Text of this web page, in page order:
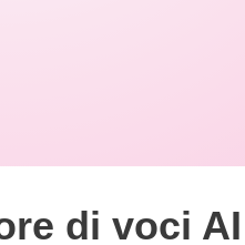
di voci